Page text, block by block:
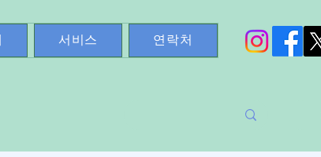
서비스 연락처